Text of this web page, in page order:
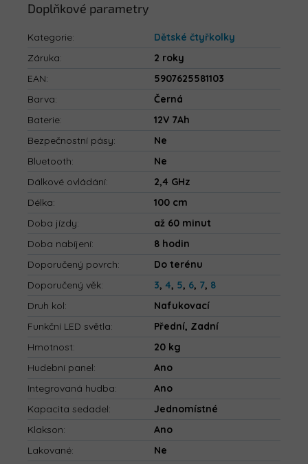
Doplňkové parametry
Kategorie:
Dětské čtyřkolky
Záruka:
2 roky
EAN:
5907625581103
Barva:
Černá
Baterie:
12V 7Ah
Bezpečnostní pásy:
Ne
Bluetooth:
Ne
Dálkové ovládání:
2,4 GHz
Délka:
100 cm
Doba jízdy:
až 60 minut
Doba nabíjení:
8 hodin
Doporučený povrch:
Do terénu
Doporučený věk: 3, 4, 5, 6, 7, 8
Druh kol:
Nafukovací
Funkční LED světla:
Přední, Zadní
Hmotnost:
20 kg
Hudební panel:
Ano
Integrovaná hudba:
Ano
Kapacita sedadel:
Jednomístné
Klakson:
Ano
Lakované:
Ne